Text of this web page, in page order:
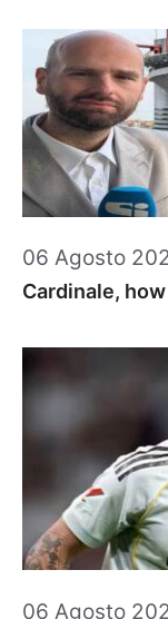
06 Agosto
Cardinale, how
06 Agosto